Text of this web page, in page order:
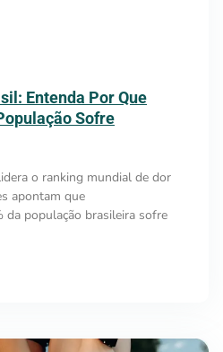
Entenda Por Que
Sofre
o ranking mundial de dor
apontam que
da população brasileira sofre